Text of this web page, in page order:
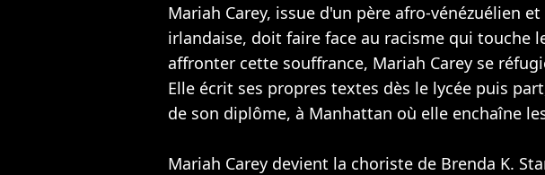
Mariah Carey, issue d'un père afro-vénézuélien
irlandaise, doit faire face au racisme qui touche
affronter cette souffrance, Mariah Carey se
Elle écrit ses propres textes dès le lycée puis
de son diplôme, à Manhattan où elle enchaîne
Mariah Carey devient la choriste de Brenda K.